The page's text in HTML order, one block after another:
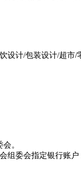
计/包装设计/超市
。
委会指定银行账